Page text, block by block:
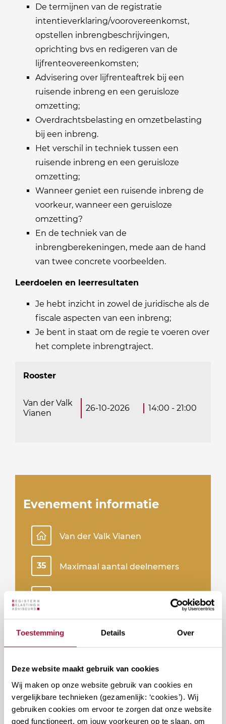
Toestemming Details Over
Deze website maakt gebruik van cookies
Wij maken op onze website gebruik van cookies en
vergelijkbare technieken (gezamenlijk: ‘cookies’). Wij
gebruiken cookies om ervoor te zorgen dat onze website
goed functioneert, om jouw voorkeuren op te slaan, om
De termijnen van de registratie
intentieverklaring/voorovereenkomst,
opstellen inbrengbeschrijvingen,
oprichting bvs en redigeren van de
lijfrenteovereenkomsten;
Advisering over lijfrenteaftrek bij een
ruisende inbreng en een geruisloze
omzetting;
Overdrachtsbelasting en omzetbelasting
bij een inbreng.
Het verschil in techniek tussen een
ruisende inbreng en een geruisloze
omzetting;
Wanneer geniet een ruisende inbreng de
voorkeur, wanneer een geruisloze
omzetting?
En de techniek van de
inbrengberekeningen, mede aan de hand
van twee concrete voorbeelden.
Leerdoelen en leerresultaten
Je hebt inzicht in zowel de juridische als de
fiscale aspecten van een inbreng;
Je bent in staat om de regie te voeren over
het complete inbrengtraject.
Rooster
Van der Valk
Vianen
26-10-2026 14:00 - 21:00
Evenement informatie
Van der Valk Vianen
35 Maximaal aantal deelnemers
Inclusief maaltijd
Inschrijven